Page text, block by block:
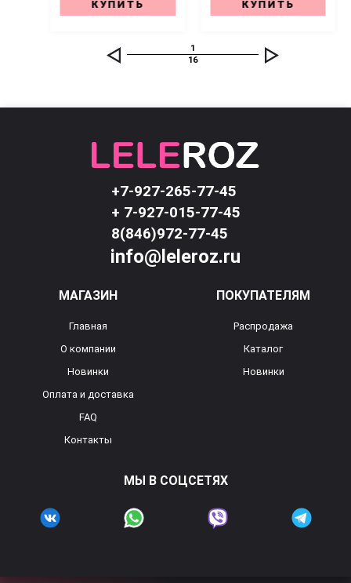
КУПИТЬ КУПИТЬ
1
16
+7-927-265-77-45
+ 7-927-015-77-45
8(846)972-77-45
info@leleroz.ru
МАГАЗИН
Главная
О компании
Новинки
Оплата и доставка
FAQ
Контакты
ПОКУПАТЕЛЯМ
Распродажа
Каталог
Новинки
МЫ В СОЦСЕТЯХ